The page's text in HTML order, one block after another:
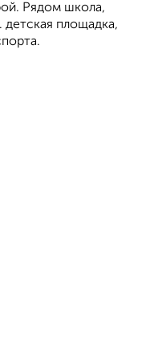
Рядом школа,
детская площадка,